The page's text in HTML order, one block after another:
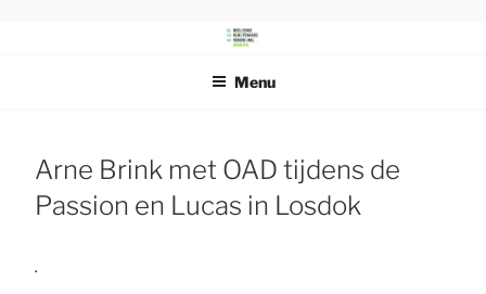
SCHILDERSGENOOTSCHAP
Beeldende Kunstenaars Vereniging Drenthe
Menu
Arne Brink met OAD tijdens de
Passion en Lucas in Losdok